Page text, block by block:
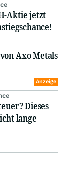
Aktie jetzt
Axo Metals
Anzeige
Dieses
lange